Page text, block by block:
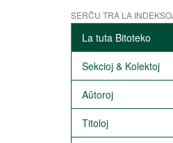
SERĈU TRA LA
La tuta Bitoteko
Sekcioj & Kolektoj
Aŭtoroj
Titoloj